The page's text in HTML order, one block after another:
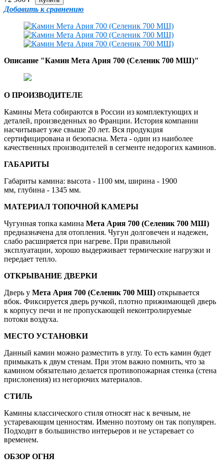
Добавить к сравнению
Описание "Камин Мета Ария 700 (Селеник 700 МШ)"
О ПРОИЗВОДИТЕЛЕ
Камины Мета собираются в России из комплектующих и
деталей, произведенных во Франции. История компании
насчитывает уже свыше 20 лет. Вся продукция
сертифицирована и безопасна. Мета - один из наиболее
качественных производителей в сегменте недорогих каминов.
ГАБАРИТЫ
Габариты камина: высота - 1100 мм, ширина - 1900
мм, глубина - 1345 мм.
МАТЕРИАЛ ТОПОЧНОЙ КАМЕРЫ
Чугунная топка камина Мета Ария 700 (Селеник 700 МШ)
предназначена для отопления. Чугун долговечен и надежен,
слабо расширяется при нагреве. При правильной
эксплуатации, хорошо выдерживает термические нагрузки и
передает тепло.
ОТКРЫВАНИЕ ДВЕРКИ
Дверь у Мета Ария 700 (Селеник 700 МШ) открывается
вбок. Фиксируется дверь ручкой, плотно прижимающей дверь
к корпусу печи и не пропускающей неконтролируемые
потоки воздуха.
МЕСТО УСТАНОВКИ
Данный камин можно разместить в углу. То есть камин будет
примыкать к двум стенам. При этом важно помнить, что за
камином обязательно делается противопожарная стенка (стена
прислонения) из негорючих материалов.
СТИЛЬ
Камины классического стиля относят нас к вечным, не
устаревающим ценностям. Именно поэтому он так популярен.
Подходит в большинство интерьеров и не устаревает со
временем.
ОБЗОР ОГНЯ